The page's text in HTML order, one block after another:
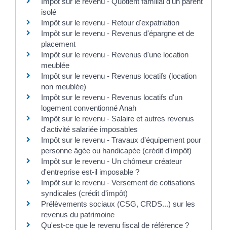
isolé
Impôt sur le revenu - Retour d'expatriation
Impôt sur le revenu - Revenus d'épargne et de
placement
Impôt sur le revenu - Revenus d'une location
meublée
Impôt sur le revenu - Revenus locatifs (location
non meublée)
Impôt sur le revenu - Revenus locatifs d'un
logement conventionné Anah
Impôt sur le revenu - Salaire et autres revenus
d'activité salariée imposables
Impôt sur le revenu - Travaux d'équipement pour
personne âgée ou handicapée (crédit d'impôt)
Impôt sur le revenu - Un chômeur créateur
d'entreprise est-il imposable ?
Impôt sur le revenu - Versement de cotisations
syndicales (crédit d'impôt)
Prélèvements sociaux (CSG, CRDS...) sur les
revenus du patrimoine
Qu'est-ce que le revenu fiscal de référence ?